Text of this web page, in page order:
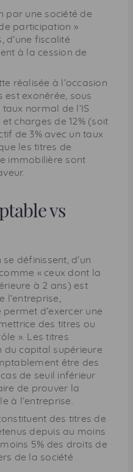
par une société de
participation »
d’une fiscalité
à la cession de
réalisée à l’occasion
est exonérée, sous
normal de l’IS
charges de 12% (soit
de 3% avec un taux
les titres de
immobilière sont
vs
définissent, d’un
« ceux dont la
à 2 ans) est
l’entreprise,
d’exercer une
des titres ou
». Les titres
du capital supérieure
être des
de seuil inférieur
de prouver la
à l’entreprise.
des titres de
depuis au moins
5% des droits de
de la société